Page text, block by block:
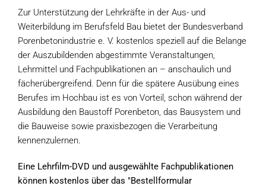
Zur Unterstützung der Lehrkräfte in der Aus- und
Weiterbildung im Berufsfeld Bau bietet der Bundesverband
Porenbetonindustrie e. V. kostenlos speziell auf die Belange
der Auszubildenden abgestimmte Veranstaltungen,
Lehrmittel und Fachpublikationen an – anschaulich und
fächerübergreifend. Denn für die spätere Ausübung eines
Berufes im Hochbau ist es von Vorteil, schon während der
Ausbildung den Baustoff Porenbeton, das Bausystem und
die Bauweise sowie praxisbezogen die Verarbeitung
kennenzulernen.
Eine Lehrfilm-DVD und ausgewählte Fachpublikationen
können kostenlos über das "Bestellformular